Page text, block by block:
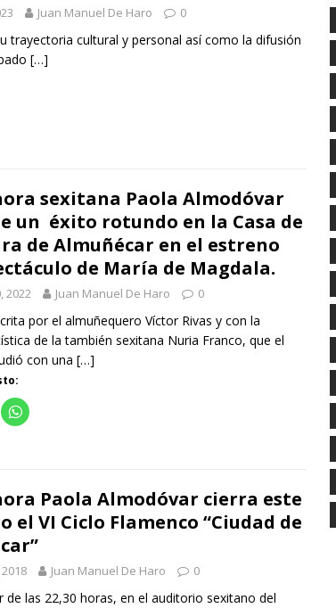
Juan Manuel De Haro 0
trayectoria cultural y personal así como la difusión
[…]
sexitana Paola Almodóvar
un éxito rotundo en la Casa de
de Almuñécar en el estreno
de María de Magdala.
2022 Juan Manuel De Haro 0
por el almuñequero Víctor Rivas y con la
de la también sexitana Nuria Franco, que el
con una […]
Paola Almodóvar cierra este
el VI Ciclo Flamenco “Ciudad de
Juan Manuel De Haro 0
de las 22,30 horas, en el auditorio sexitano del